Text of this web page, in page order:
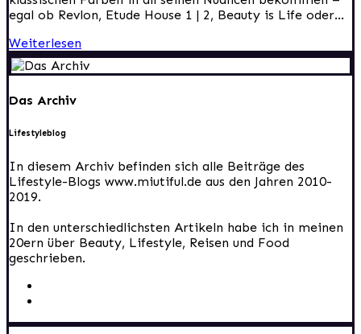
egal ob Revlon, Etude House 1 | 2, Beauty is Life oder...
Weiterlesen
Das Archiv
Lifestyleblog
In diesem Archiv befinden sich alle Beiträge des
Lifestyle-Blogs www.miutiful.de aus den Jahren 2010-
2019.
In den unterschiedlichsten Artikeln habe ich in meinen
20ern über Beauty, Lifestyle, Reisen und Food
geschrieben.